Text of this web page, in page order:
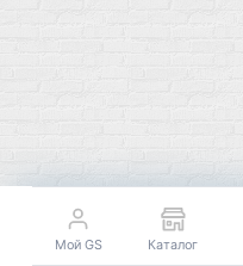
г. Москва
ул. Профсоюзная 66c1
Мой GS Каталог